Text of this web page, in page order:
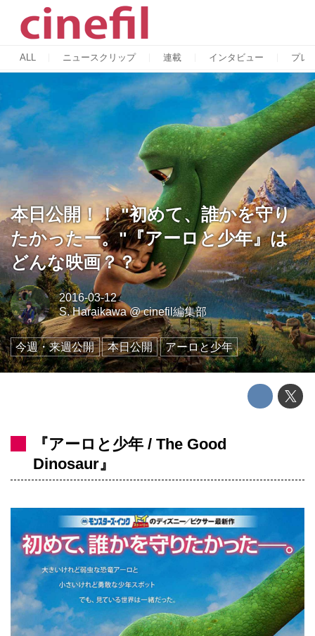
ALL ニュースクリップ 連載 インタビュー プレ
本日公開！！ "初めて、誰かを守り
たかったー。"『アーロと少年』は
どんな映画？？
2016-03-12
S. Haraikawa@cinefil編集部
今週・来週公開 本日公開 アーロと少年
『アーロと少年 / The Good
Dinosaur』